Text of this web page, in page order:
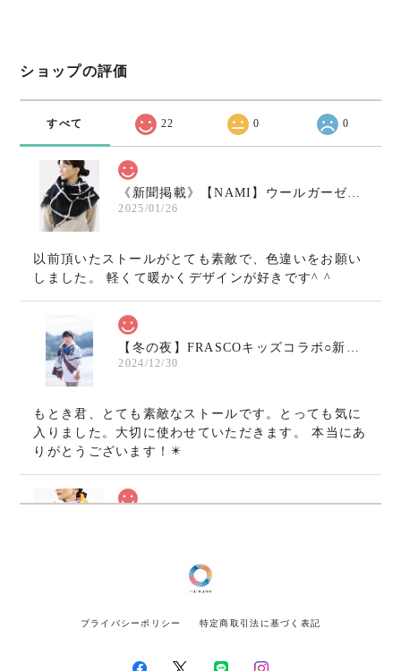
ショップの評価
すべて 22 0 0
《新聞掲載》【NAMI】ウールガーゼ小さめストール〇ブラック×ホワイト
2025/01/26
以前頂いたストールがとても素敵で、色違いをお願い
しました。 軽くて暖かくデザインが好きです^ ^
【冬の夜】FRASCOキッズコラボ○新作ウールガーゼストール
2024/12/30
もとき君、とても素敵なストールです。とっても気に
入りました。大切に使わせていただきます。 本当にあ
りがとうございます！✴️
画像通りの鮮やかで綺麗な発色、とても可愛いです。
れぞというマフラーやストールに出会えなかったので
そろ巻いて出掛けようと思います。ありがとうござい
プライバシーポリシー 特定商取引法に基づく表記